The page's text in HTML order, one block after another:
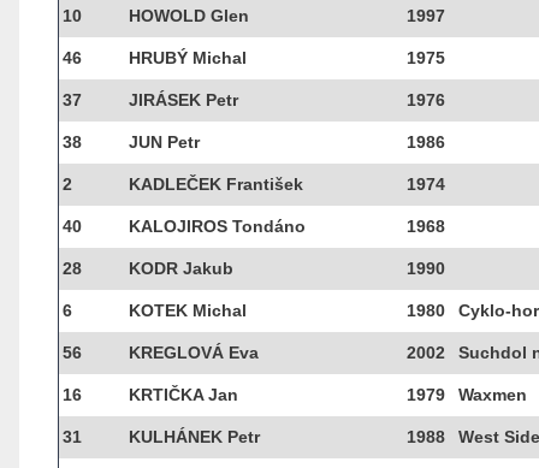
10 HOWOLD Glen 1997
46 HRUBÝ Michal 1975
37 JIRÁSEK Petr 1976
38 JUN Petr 1986
2 KADLEČEK František 1974
40 KALOJIROS Tondáno 1968
28 KODR Jakub 1990
6 KOTEK Michal 1980 Cyklo-
56 KREGLOVÁ Eva 2002 Suchdol
16 KRTIČKA Jan 1979 Waxmen
31 KULHÁNEK Petr 1988 West